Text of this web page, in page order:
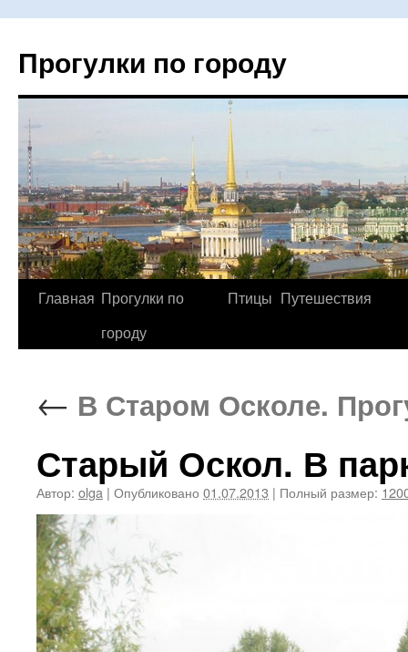
Прогулки по городу
Перейти
Главная Прогулки по
городу
Птицы Путешествия
← В Старом Осколе.
Старый Оскол. В
Автор: olga | Опубликовано 01.07.2013 | Полный размер: